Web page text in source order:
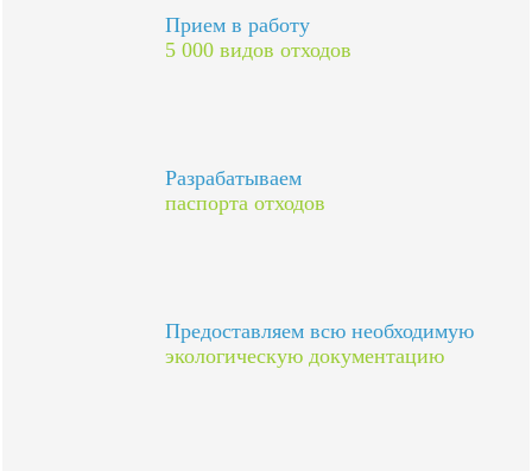
Прием в работу
5 000 видов отходов
Разрабатываем
паспорта отходов
Предоставляем всю необходимую
экологическую документацию